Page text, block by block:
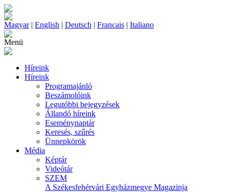
Magyar| English | Deutsch | Francais | Italiano
Menü
Híreink
Híreink
Programajánló
Beszámolóink
Legutóbbi bejegyzések
Állandó híreink
Eseménynaptár
Keresés, szűrés
Ünnepkörök
Média
Képtár
Videótár
SZEM
A Székesfehérvári Egyházmegye Magazinja